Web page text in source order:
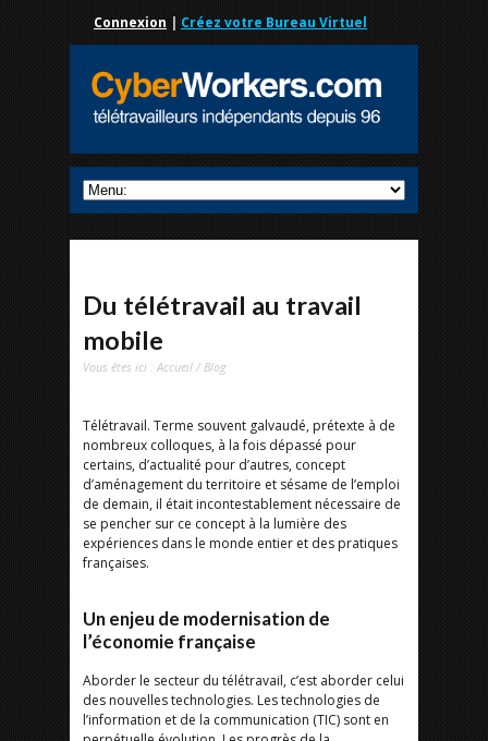
Connexion | Créez votre Bureau Virtuel
Du télétravail au travail
mobile
Vous êtes ici : Accueil /Blog
Télétravail. Terme souvent galvaudé, prétexte à de
nombreux colloques, à la fois dépassé pour
certains, d’actualité pour d’autres, concept
d’aménagement du territoire et sésame de l’emploi
de demain, il était incontestablement nécessaire de
se pencher sur ce concept à la lumière des
expériences dans le monde entier et des pratiques
françaises.
Un enjeu de modernisation de
l’économie française
Aborder le secteur du télétravail, c’est aborder celui
des nouvelles technologies. Les technologies de
l’information et de la communication (TIC) sont en